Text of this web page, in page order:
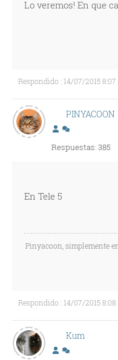
Lo veremos! En que
Respondido : 14/07/2015 8:07
PINYACOON
Respuestas: 385
En Tele 5
Pinyacoon, simplemente
Respondido : 14/07/2015 8:08
Kum